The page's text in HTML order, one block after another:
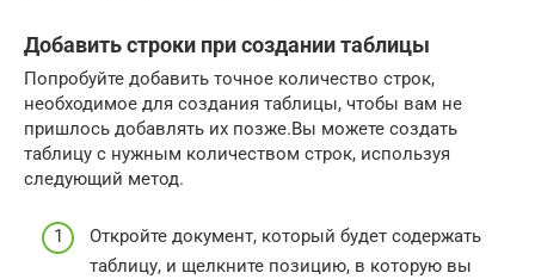
Добавить строки при создании таблицы
Попробуйте добавить точное количество строк,
необходимое для создания таблицы, чтобы вам не
пришлось добавлять их позже.Вы можете создать
таблицу с нужным количеством строк, используя
следующий метод.
Откройте документ, который будет содержать
таблицу, и щелкните позицию, в которую вы